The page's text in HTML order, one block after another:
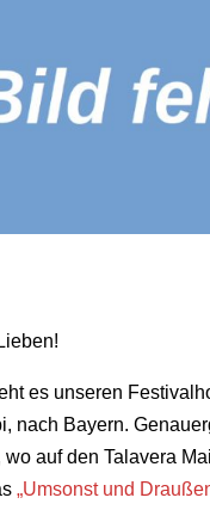
es unseren
nach Bayern.
wo auf den Talavera
„Umsonst und